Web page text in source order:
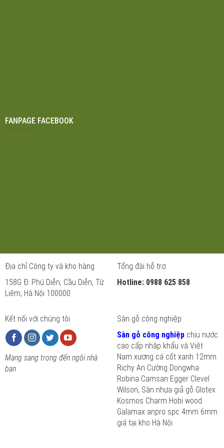
FANPAGE FACEBOOK
Địa chỉ Công ty và kho hàng
158G Đ. Phú Diễn, Cầu Diễn, Từ
Liêm, Hà Nội 100000
Tổng đài hỗ trợ
Hotline: 0988 625 858
Kết nối với chúng tôi
Mang sang trọng đến ngôi nhà
bạn
Sàn gỗ công nghiệp
Sàn gỗ công nghiệpchịu nước
cao cấp nhập khẩu và Việt
Nam xương cá cốt xanh 12mm
Richy An Cường Dongwha
Robina Camsan Egger Clevel
Wilson, Sàn nhựa giả gỗ Glotex
Kosmos Charm Hobi wood
Galamax anpro spc 4mm 6mm
giá tại kho Hà Nội.